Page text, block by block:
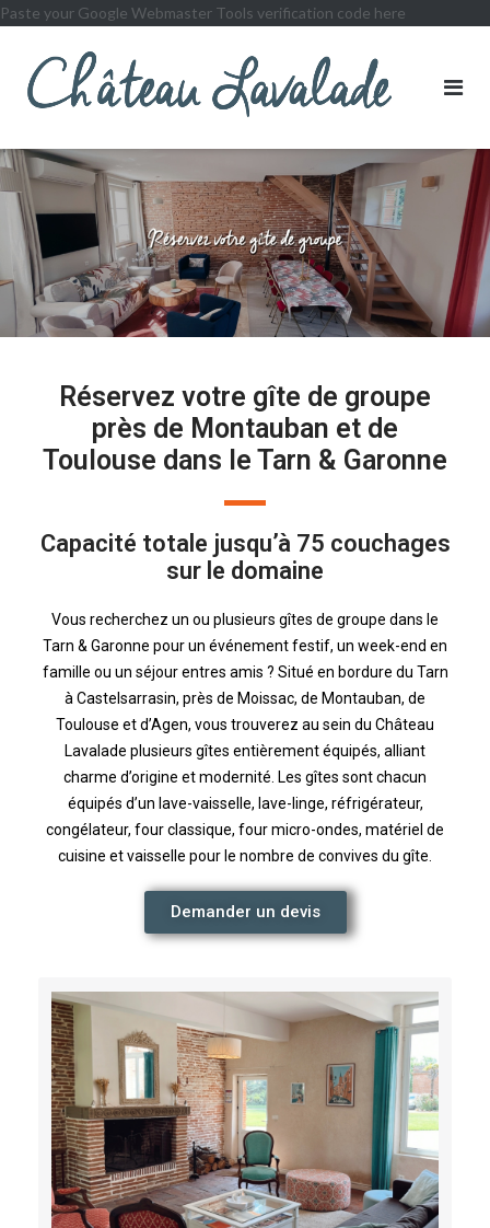
Paste your Google Webmaster Tools verification code here
Réservez votre gîte de groupe
près de Montauban et de
Toulouse dans le Tarn & Garonne
Capacité totale jusqu’à 75 couchages
sur le domaine
Vous recherchez un ou plusieurs gîtes de groupe dans le
Tarn & Garonne pour un événement festif, un week-end en
famille ou un séjour entres amis ? Situé en bordure du Tarn
à Castelsarrasin, près de Moissac, de Montauban, de
Toulouse et d’Agen, vous trouverez au sein du Château
Lavalade plusieurs gîtes entièrement équipés, alliant
charme d’origine et modernité. Les gîtes sont chacun
équipés d’un lave-vaisselle, lave-linge, réfrigérateur,
congélateur, four classique, four micro-ondes, matériel de
cuisine et vaisselle pour le nombre de convives du gîte.
Demander un devis